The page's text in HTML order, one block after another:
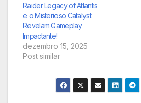
Raider Legacy of Atlantis
e o Misterioso Catalyst
Revelam Gameplay
Impactante!
dezembro 15, 2025
Post similar